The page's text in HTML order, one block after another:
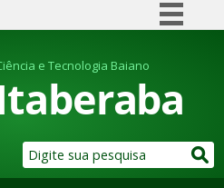
Comunica BR
Participe
Legislação
e Tecnologia Baiano